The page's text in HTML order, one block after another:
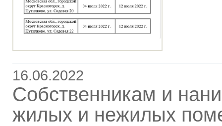
16.06.2022
Собственникам и
жилых и нежилых